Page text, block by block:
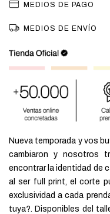
MEDIOS DE PAGO
MEDIOS DE ENVÍO
Nueva temporada y vos
cambiaron y nosotros
encontrar la identidad de
al ser full print, el corte
exclusividad a cada
tuya?. Disponibles del